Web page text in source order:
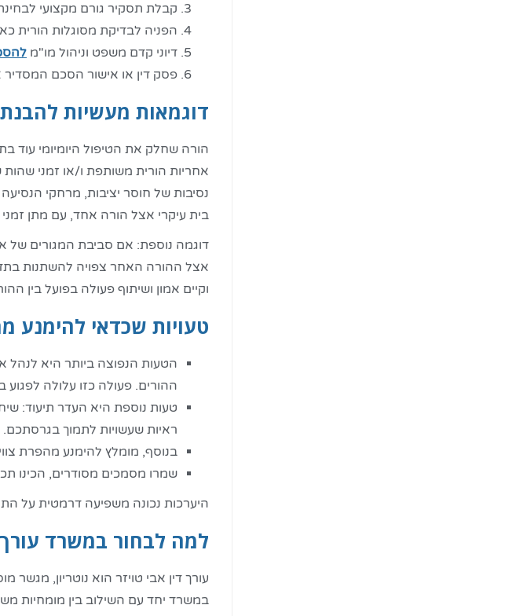
קבלת תסקיר גורם מקצועי
הפניה לבדיקת מסוגלות הורית
דיוני קדם משפט וניהול מו"מ
פסק דין או אישור הסכם המסדיר
דוגמאות מעשיות
הורה שחלק את הטיפול היומיומי עוד
נסיבות של חוסר יציבות, מרחקי
בית עיקרי אצל הורה אחד, עם מתן
דוגמה נוספת: אם סביבת המגורים של
אצל ההורה האחר צפויה להשתנות
וקיים אמון ושיתוף פעולה בפועל בין
טעויות שכדאי להימנע
הטעות הנפוצה ביותר היא לנהל
ההורים. פעולה כזו עלולה
טעות נוספת היא העדר תיעוד:
ראיות שעשויות לתמוך בגרסתכם.
בנוסף, מומלץ להימנע מהפרת
שמרו מסמכים מסודרים, הכינו
היערכות נכונה משפיעה דרמטית על
למה לבחור במשרד עורך
במשרד יחד עם השילוב בין מומחיות